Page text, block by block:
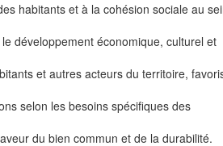
habitants et à la cohésion sociale au
développement économique, culturel et
et autres acteurs du territoire,
selon les besoins spécifiques des
du bien commun et de la durabilité.